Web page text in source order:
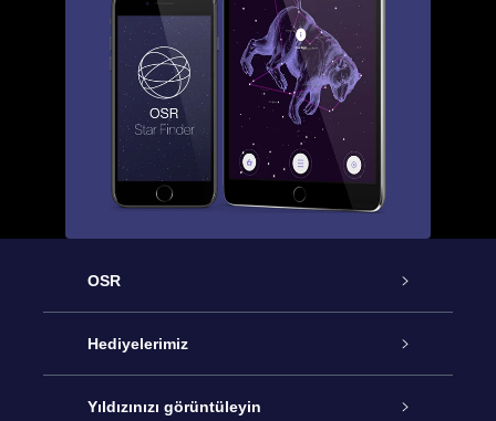
OSR
Hizmet
İletişim
Hediyelerimiz
Çevrimiçi Yıldız Hediyesi
Yıldızınızı görüntüleyin